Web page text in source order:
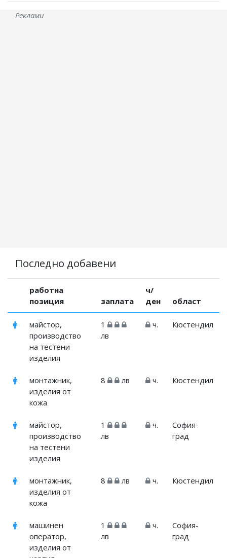
Реклами
Последно добавени
работна
позиция
заплата
ч/
ден
област
майстор,
производство
на тестени
изделия
1
лв
ч. Кюстендил
монтажник,
изделия от
кожа
8 лв ч. Кюстендил
майстор,
производство
на тестени
изделия
1
лв
ч.
София-
град
монтажник,
изделия от
кожа
8 лв ч. Кюстендил
машинен
оператор,
изделия от
1
лв
ч.
София-
град